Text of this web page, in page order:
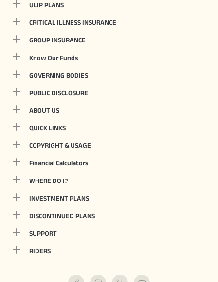
ULIP PLANS
CRITICAL ILLNESS INSURANCE
GROUP INSURANCE
Know Our Funds
GOVERNING BODIES
PUBLIC DISCLOSURE
ABOUT US
QUICK LINKS
COPYRIGHT & USAGE
Financial Calculators
WHERE DO I?
INVESTMENT PLANS
DISCONTINUED PLANS
SUPPORT
RIDERS